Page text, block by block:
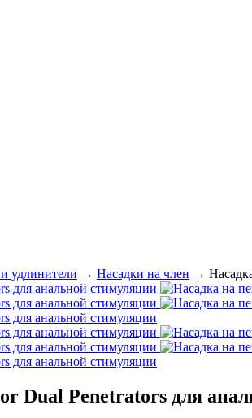
удлинители → Насадки на член →
Dual Penetrators для